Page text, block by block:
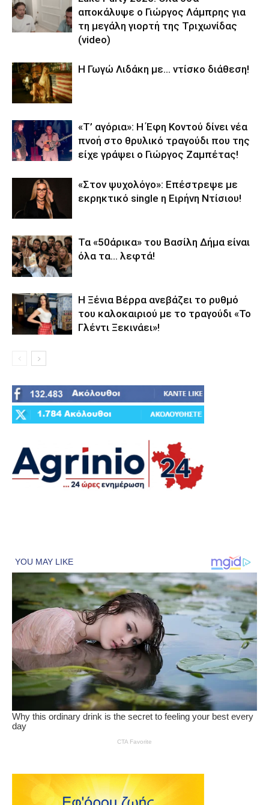
αποκάλυψε ο Γιώργος Λάμπρης για
τη μεγάλη γιορτή της Τριχωνίδας
(video)
Η Γωγώ Λιδάκη με… ντίσκο διάθεση!
«Τ’ αγόρια»: Η Έφη Κοντού δίνει νέα
πνοή στο θρυλικό τραγούδι που της
είχε γράψει ο Γιώργος Ζαμπέτας!
«Στον ψυχολόγο»: Επέστρεψε με
εκρηκτικό single η Ειρήνη Ντίσιου!
Τα «50άρικα» του Βασίλη Δήμα είναι
όλα τα… λεφτά!
Η Ξένια Βέρρα ανεβάζει το ρυθμό
του καλοκαιριού με το τραγούδι «Το
Γλέντι Ξεκινάει»!